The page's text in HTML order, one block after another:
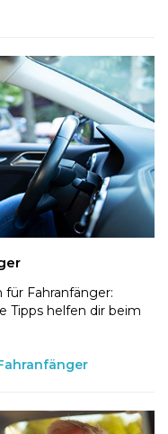
Fahranfänger:
Tipps helfen dir beim